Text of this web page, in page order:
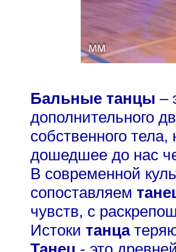
Бальные танцы –
дополнительного
собственного
дошедшее до нас
В современной
сопоставляем
чувств, с
Истоки танца